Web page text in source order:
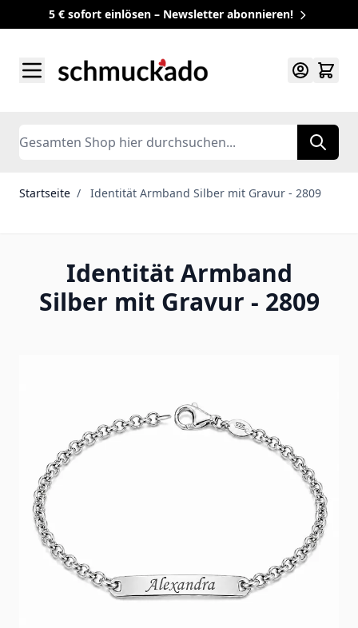
5 € sofort einlösen – Newsletter abonnieren!
Search
Startseite / Identität Armband Silber mit Gravur - 2809
Identität Armband
Silber mit Gravur - 2809